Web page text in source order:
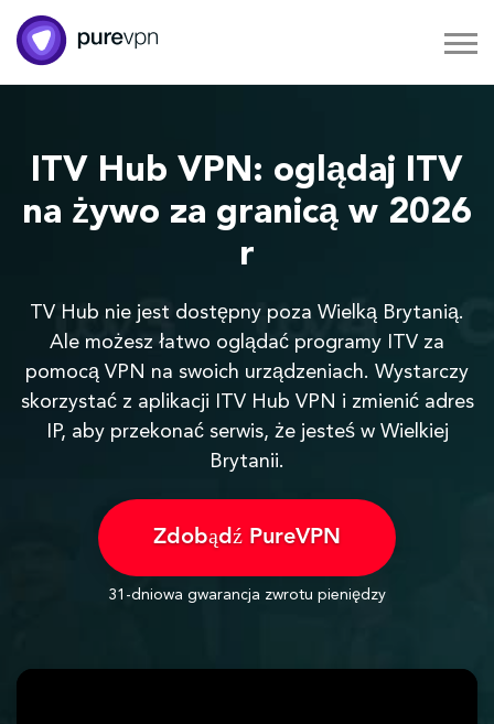
ITV Hub VPN: oglądaj ITV
na żywo za granicą w 2026
r
TV Hub nie jest dostępny poza Wielką Brytanią.
Ale możesz łatwo oglądać programy ITV za
pomocą VPN na swoich urządzeniach. Wystarczy
skorzystać z aplikacji ITV Hub VPN i zmienić adres
IP, aby przekonać serwis, że jesteś w Wielkiej
Brytanii.
Zdobądź PureVPN
31-dniowa gwarancja zwrotu pieniędzy